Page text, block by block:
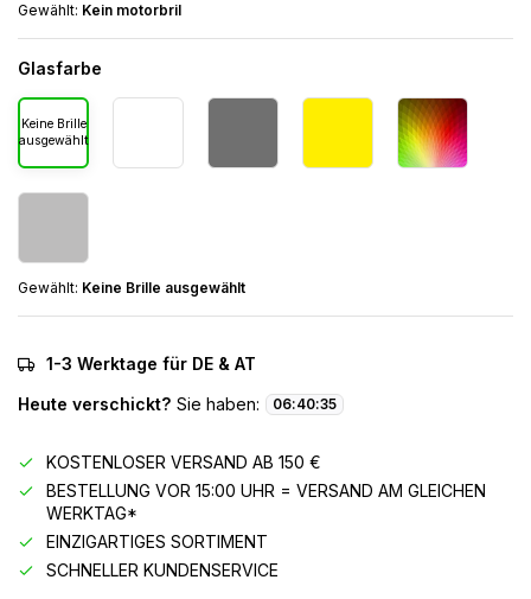
Gewählt: Kein motorbril
Glasfarbe
Keine Brille
ausgewählt
Gewählt: Keine Brille ausgewählt
1-3 Werktage für DE & AT
Heute verschickt? Sie haben: 06:40:35
KOSTENLOSER VERSAND AB 150 €
BESTELLUNG VOR 15:00 UHR = VERSAND AM GLEICHEN
WERKTAG*
EINZIGARTIGES SORTIMENT
SCHNELLER KUNDENSERVICE